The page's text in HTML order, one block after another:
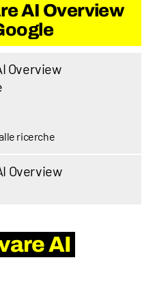
AI Overview
Overview
ricerche
Overview
AI